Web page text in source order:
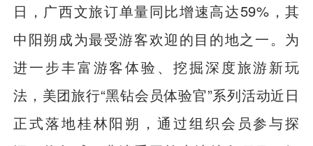
日，广西文旅订单量同比增速高达59%，其
中阳朔成为最受游客欢迎的目的地之一。为
进一步丰富游客体验、挖掘深度旅游新玩
法，美团旅行“黑钻会员体验官”系列活动近日
正式落地桂林阳朔，通过组织会员参与探